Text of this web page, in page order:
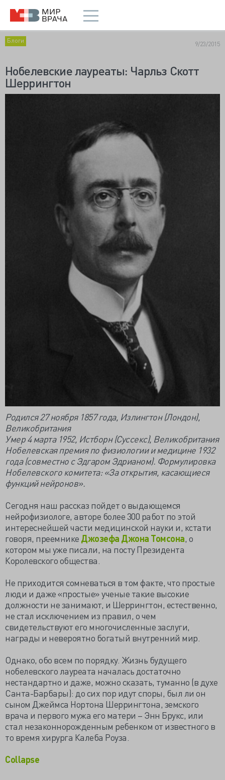
Блоги 9/23/2015
Нобелевские лауреаты: Чарльз Скотт
Шеррингтон
Родился 27 ноября 1857 года, Излингтон (Лондон),
Великобритания
Умер 4 марта 1952, Истборн (Суссекс), Великобритания
Нобелевская премия по физиологии и медицине 1932
года (совместно с Эдгаром Эдрианом). Формулировка
Нобелевского комитета: «За открытия, касающиеся
функций нейронов».
Сегодня наш рассказ пойдет о выдающемся
нейрофизиологе, авторе более 300 работ по этой
интереснейшей части медицинской науки и, кстати
говоря, преемнике Джозефа Джона Томсона, о
котором мы уже писали, на посту Президента
Королевского общества.
Не приходится сомневаться в том факте, что простые
люди и даже «простые» ученые такие высокие
должности не занимают, и Шеррингтон, естественно,
не стал исключением из правил, о чем
свидетельствуют его многочисленные заслуги,
награды и невероятно богатый внутренний мир.
Однако, обо всем по порядку. Жизнь будущего
нобелевского лауреата началась достаточно
нестандартно и даже, можно сказать, туманно (в духе
Санта-Барбары): до сих пор идут споры, был ли он
сыном Джеймса Нортона Шеррингтона, земского
врача и первого мужа его матери – Энн Брукс, или
стал незаконнорожденным ребенком от известного в
то время хирурга Калеба Роуза.
Collapse